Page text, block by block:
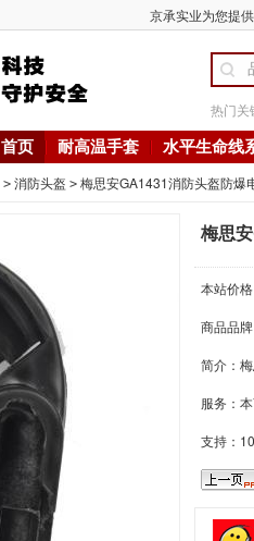
京承实业为您提
热门关
首页 耐高温手套 水平生命线
> 消防头盔 > 梅思安GA1431消防头盔防爆
梅思
本站价
商品品
简介：
服务：
支持：